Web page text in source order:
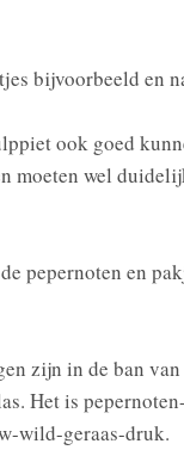
bijvoorbeeld en
ook goed
moeten wel
pepernoten en
zijn in de ban
Het is
wild-geraas-druk.